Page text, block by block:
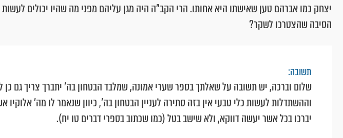
יצחק כמו אברהם טען שאישתו היא אחותו. הרי הקב״ה היה מגן עליהם מפני מה שהיו יכולים
הסיבה שהצטרכו לשקר?
תשובה:
שלום וברכה, יש תשובה על שאלתך בספר שערי אמונה, שמלבד הבטחון בה' יתברך צריך גם כן
וההשתדלות לעשות כלי טבעי אין בזה סתירה לעניין הבטחון בה', כיוון שנאמר לו מה' אלוקיו
יברכו בכל אשר יעשה דווקא, ולא שישב בטל (כמו שכתוב בספרי דברים טו יח).